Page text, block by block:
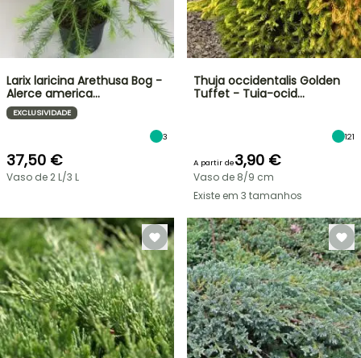
Larix laricina Arethusa Bog -
Alerce america…
EXCLUSIVIDADE
3
37,50 €
Vaso de 2 L/3 L
Thuja occidentalis Golden
Tuffet - Tuia-ocid…
121
A partir de3,90 €
Vaso de 8/9 cm
Existe em 3 tamanhos